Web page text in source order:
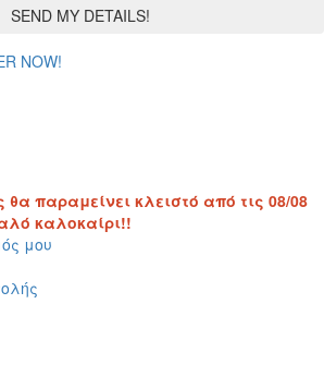
NOW!
παραμείνει κλειστό από τις 08/08
καλοκαίρι!!
μου